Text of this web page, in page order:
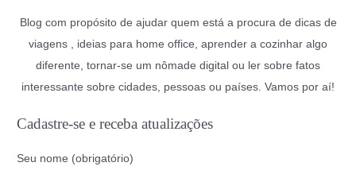
Blog com propósito de ajudar quem está a procura de dicas de
viagens , ideias para home office, aprender a cozinhar algo
diferente, tornar-se um nômade digital ou ler sobre fatos
interessante sobre cidades, pessoas ou países. Vamos por aí!
Cadastre-se e receba atualizações
Seu nome (obrigatório)